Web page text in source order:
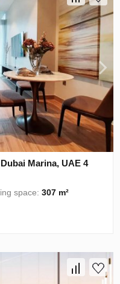
Marina, UAE 4
space:307 m²